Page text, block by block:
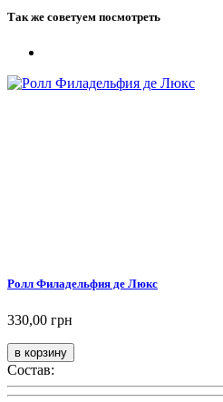
Так же советуем посмотреть
Ролл Филадельфия де Люкс
330,00 грн
Состав: